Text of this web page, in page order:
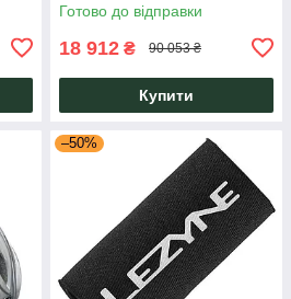
Готово до відправки
18 912 ₴ 90 053 ₴
Купити
–50%